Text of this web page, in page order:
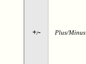
+/- Plus/Minus